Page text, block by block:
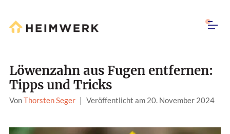
Löwenzahn aus Fugen entfernen:
Tipps und Tricks
VonThorsten Seger | Veröffentlicht am 20. November 2024